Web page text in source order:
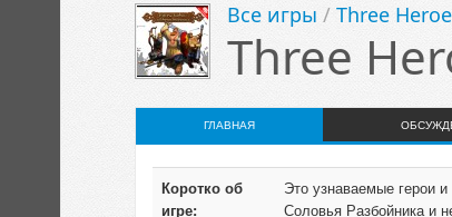
Все игры / Three
Three
ГЛАВНАЯ
Коротко об
игре:
Это узнаваемые герои
Соловья Разбойника и